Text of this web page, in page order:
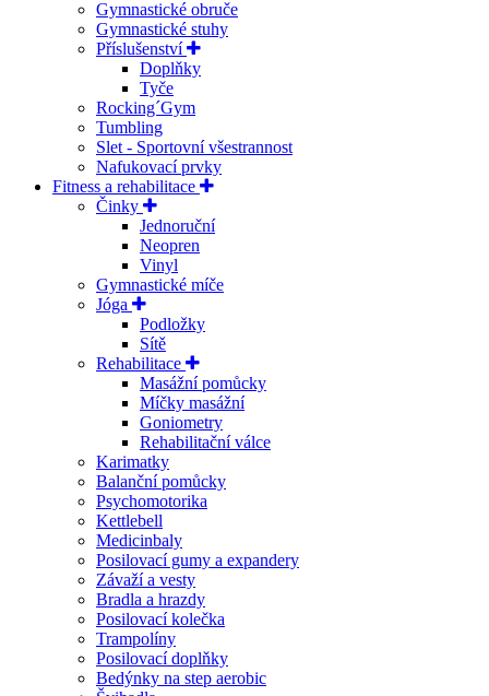
Gymnastické obruče
Gymnastické stuhy
Příslušenství
Doplňky
Tyče
Rocking´Gym
Tumbling
Slet - Sportovní všestrannost
Nafukovací prvky
Fitness a rehabilitace
Činky
Jednoruční
Neopren
Vinyl
Gymnastické míče
Jóga
Podložky
Sítě
Rehabilitace
Masážní pomůcky
Míčky masážní
Goniometry
Rehabilitační válce
Karimatky
Balanční pomůcky
Psychomotorika
Kettlebell
Medicinbaly
Posilovací gumy a expandery
Závaží a vesty
Bradla a hrazdy
Posilovací kolečka
Trampolíny
Posilovací doplňky
Bedýnky na step aerobic